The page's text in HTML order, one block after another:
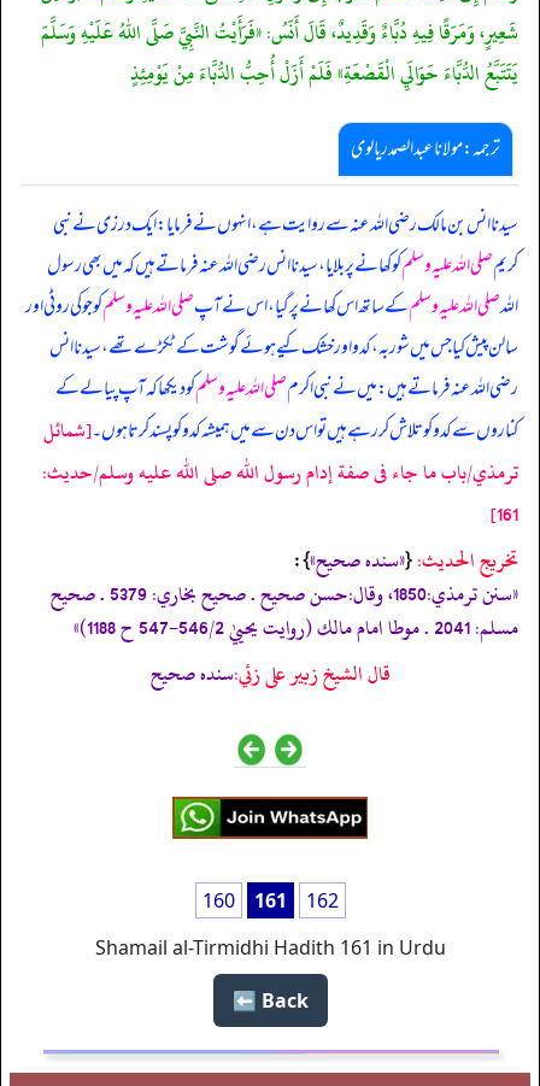
شَعِيرٍ، وَمَرَقًا فِيهِ دُبَّاءٌ وَقَدِيدٌ، قَالَ أَنَسُ: «فَرَأَيْتُ النَّبِيَّ صَلَّى اللهُ عَلَيْهِ وَسَلَّمَ
يَتَتَبَّعُ الدُّبَّاءَ حَوَالَيِ الْقَصْعَةِ» فَلَمْ أَزَلْ أُحِبُّ الدُّبَّاءَ مِنْ يَوْمِئِذٍ
ترجمہ:مولانا عبدالصمد ریالوی
سیدنا انس بن مالک رضی اللہ عنہ سے روایت ہے، انہوں نے فرمایا: ایک درزی نے نبی
کریمصلی اللہ علیہ وسلمکو کھانے پر بلایا، سیدنا انس رضی اللہ عنہ فرماتے ہیں کہ میں بھی رسول
اللہصلی اللہ علیہ وسلمکے ساتھ اس کھانے پر گیا، اس نے آپصلی اللہ علیہ وسلمکو جو کی روٹی اور
سالن پیش کیا جس میں شوربہ، کدو اور خشک کیے ہوئے گوشت کے ٹکڑے تھے، سیدنا انس
رضی اللہ عنہ فرماتے ہیں: میں نے نبی اکرمصلی اللہ علیہ وسلمکو دیکھا کہ آپ پیالے کے
کناروں سے کدو کو تلاش کر رہے ہیں تو اس دن سے میں ہمیشہ کدو کو پسند کرتا ہوں۔[شمائل
ترمذي/باب ما جاء فى صفة إدام رسول الله صلى الله عليه وسلم/حدیث:
161]
تخریج الحدیث:{«سنده صحيح»}:
«سنن ترمذي:1850، وقال:حسن صحيح . صحيح بخاري: 5379 . صحيح
مسلم: 2041 . موطا امام مالك (روايت يحييٰ 546/2-547 ح 1188)»
قال الشيخ زبير على زئي:سنده صحيح
160 161
162
Shamail al-Tirmidhi Hadith 161 in Urdu
Back ⬅️